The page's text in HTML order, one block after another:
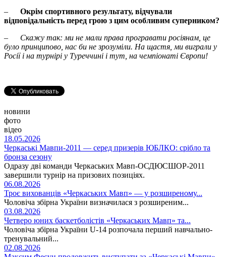
–
Окрім спортивного результату, відчували
відповідальність перед грою з цим особливим суперником?
–
Скажу так: ми не мали права програвати росіянам, це
було принципово, нас би не зрозуміли. На щастя, ми виграли у
Росії і на турнірі у Туреччині і тут, на чемпіонаті Європи!
новини
фото
відео
18.05.2026
Черкаські Мавпи-2011 — серед призерів ЮБЛКО: срібло та
бронза сезону
Одразу дві команди Черкаських Мавп-ОСДЮСШОР-2011
завершили турнір на призових позиціях.
06.08.2026
Троє вихованців «Черкаських Мавп» — у розширеному...
Чоловіча збірна України визначилася з розширеним...
03.08.2026
Четверо юних баскетболістів «Черкаських Мавп» та...
Чоловіча збірна України U-14 розпочала перший навчально-
тренувальний...
02.08.2026